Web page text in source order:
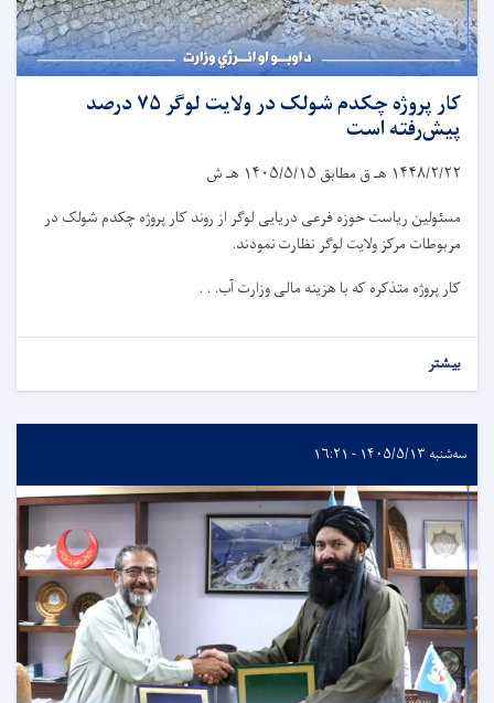
کار پروژه چکدم شولک در ولایت لوگر ۷۵ درصد
پیش‌رفته است
۱۴۴۸/۲/۲۲ هـ ق مطابق ۱۴۰۵/۵/۱۵ هـ ش
مسئولین ریاست حوزه فرعی دریایی لوگر از روند کار پروژه چکدم شولک در
مربوطات مرکز ولایت لوگر نظارت نمودند.
کار پروژه متذکره که با هزینه مالی وزارت آب. . .
بیشتر
سه‌شنبه ۱۴۰۵/۵/۱۳ - ۱۶:۲۱